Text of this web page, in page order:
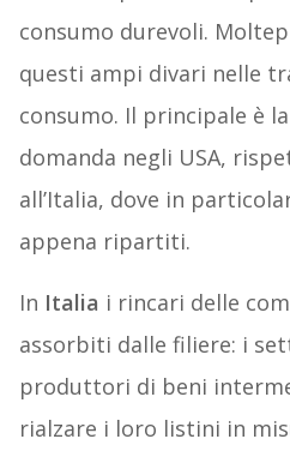
consumo durevoli.
questi ampi divari nelle
consumo. Il principale è
domanda negli USA,
all’Italia, dove in
appena ripartiti.
In Italia i rincari delle
assorbiti dalle filiere: i
produttori di beni
rialzare i loro listini in